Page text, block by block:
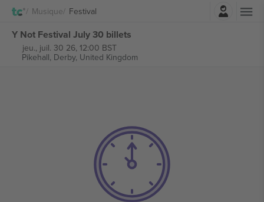
Musique Festival
Y Not Festival July 30 billets
jeu., juil. 30 26, 12:00 BST
Pikehall, Derby, United Kingdom